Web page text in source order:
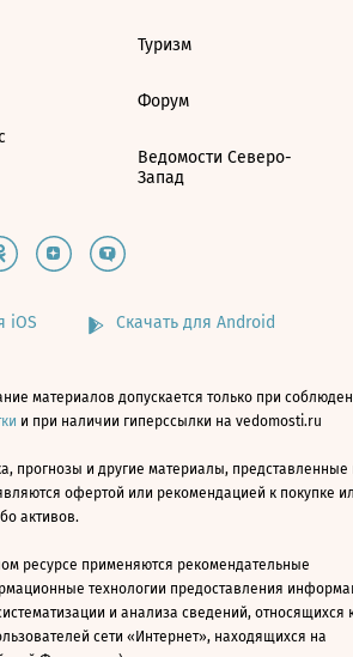
Туризм
Форум
Ведомости Северо-
Запад
iOS Скачать для Android
материалов допускается только при
и при наличии гиперссылки на vedomosti.ru
прогнозы и другие материалы, представленные
офертой или рекомендацией к покупке
активов.
ресурсе применяются рекомендательные
технологии предоставления
и анализа сведений, относящихся
сети «Интернет», находящихся на